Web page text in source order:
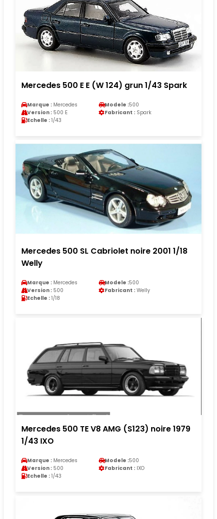
Mercedes 500 E E (W 124) grun 1/43 Spark
Marque : Mercedes Modele :500
Version : 500 E Fabricant : Spark
Echelle : 1/43
Mercedes 500 SL Cabriolet noire 2001 1/18
Welly
Marque : Mercedes Modele :500
Version : 500 Fabricant : Welly
Echelle : 1/18
Mercedes 500 TE V8 AMG (S123) noire 1979
1/43 IXO
Marque : Mercedes Modele :500
Version : 500 Fabricant : IXO
Echelle : 1/43